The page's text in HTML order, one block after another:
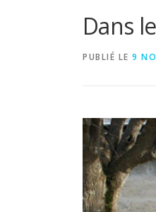
Dans
PUBLIÉ LE 9